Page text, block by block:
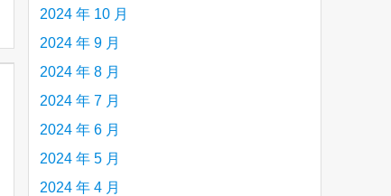
2024 年 10 月
2024 年 9 月
2024 年 8 月
2024 年 7 月
2024 年 6 月
2024 年 5 月
2024 年 4 月